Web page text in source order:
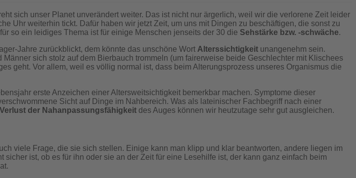
sich unser Planet unverändert weiter. Das ist nicht nur ärgerlich, weil wir die verlorene Zeit leider
Uhr weiterhin tickt. Dafür haben wir jetzt Zeit, um uns mit Dingen zu beschäftigen, die sonst zu
so ein leidiges Thema ist für einige Menschen jenseits der 30 die Sehstärke bzw. -schwäche.
Jahre zurückblickt, dem könnte das unschöne Wort Alterssichtigkeit unangenehm sein.
sich stolz auf dem Bierbauch trommeln (um fairerweise beide Geschlechter mit Klischees
geht. Vor allem, weil es völlig normal ist, dass beim Alterungsprozess unseres Organismus die
erste Anzeichen einer Altersweitsichtigkeit bemerkbar machen. Symptome dieser
Sicht auf Dinge im Nahbereich. Was als lateinischer Fachbegriff nach einer
Verlust der Nahanpassungsfähigkeit des Auges können wir heutzutage sehr gut ausgleichen.
viele Frage, die sie sich stellen. Einige kann man klipp und klar beantworten, andere liegen im
ist, ob es für ihn oder sie an der Zeit für eine Lesehilfe ist, der kann ganz einfach beim